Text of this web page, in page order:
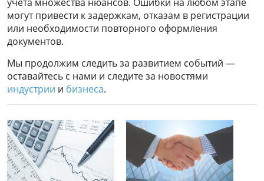
могут привести к задержкам, отказам в регистрации
или необходимости повторного оформления
документов.
Мы продолжим следить за развитием событий —
оставайтесь с нами и следите за новостями
индустрии и бизнеса.